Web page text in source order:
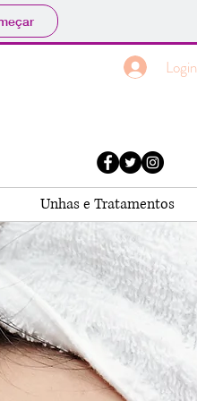
Login
Unhas e Tratamentos